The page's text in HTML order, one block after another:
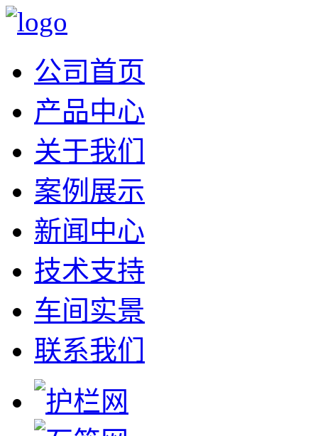
公司首页
产品中心
关于我们
案例展示
新闻中心
技术支持
车间实景
联系我们